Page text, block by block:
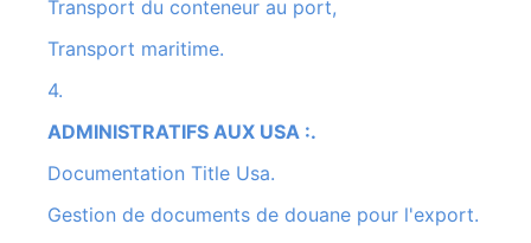
Transport du conteneur au port,
Transport maritime.
4.
ADMINISTRATIFS AUX USA :.
Documentation Title Usa.
Gestion de documents de douane pour l'export.